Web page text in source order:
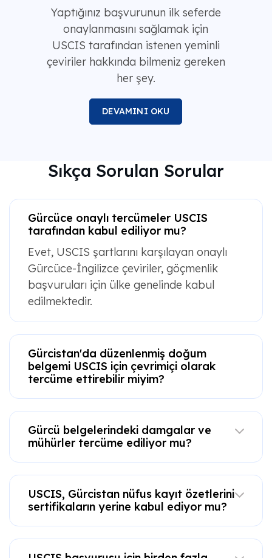
Yaptığınız başvurunun ilk seferde
onaylanmasını sağlamak için
USCIS tarafından istenen yeminli
çeviriler hakkında bilmeniz gereken
her şey.
DEVAMINI OKU
Sıkça Sorulan Sorular
Gürcüce onaylı tercümeler USCIS
tarafından kabul ediliyor mu?
Evet, USCIS şartlarını karşılayan onaylı
Gürcüce-İngilizce çeviriler, göçmenlik
başvuruları için ülke genelinde kabul
edilmektedir.
Gürcistan'da düzenlenmiş doğum
belgemi USCIS için çevrimiçi olarak
tercüme ettirebilir miyim?
Gürcü belgelerindeki damgalar ve
mühürler tercüme ediliyor mu?
USCIS, Gürcistan nüfus kayıt özetlerini
sertifikaların yerine kabul ediyor mu?